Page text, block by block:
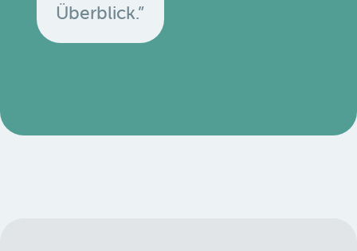
Überblick.”